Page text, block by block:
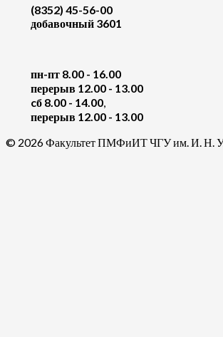
(8352) 45-56-00
добавочный 3601
пн-пт 8.00 - 16.00
перерыв 12.00 - 13.00
cб 8.00 - 14.00,
перерыв 12.00 - 13.00
© 2026 Факультет ПМФиИТ ЧГУ им. И. Н.